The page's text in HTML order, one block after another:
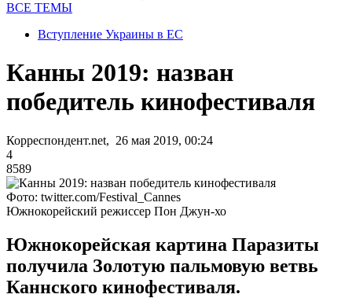
ВСЕ ТЕМЫ
Вступление Украины в ЕС
Канны 2019: назван
победитель кинофестиваля
Корреспондент.net, 26 мая 2019, 00:24
4
8589
Фото: twitter.com/Festival_Cannes
Южнокорейский режиссер Пон Джун-хо
Южнокорейская картина Паразиты
получила Золотую пальмовую ветвь
Каннского кинофестиваля.